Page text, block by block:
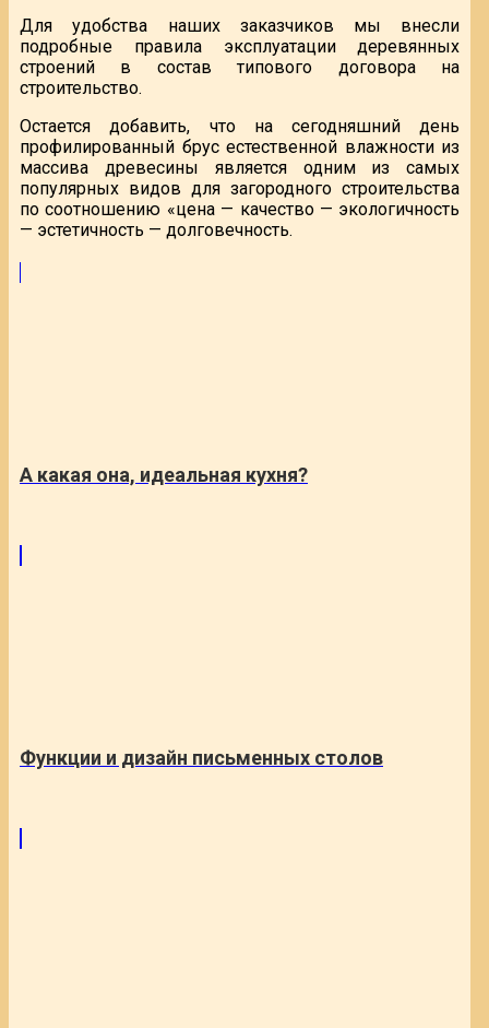
Для удобства наших заказчиков мы внесли
подробные правила эксплуатации деревянных
строений в состав типового договора на
строительство.
Остается добавить, что на сегодняшний день
профилированный брус естественной влажности из
массива древесины является одним из самых
популярных видов для загородного строительства
по соотношению «цена — качество — экологичность
— эстетичность — долговечность.
А какая она, идеальная кухня?
Функции и дизайн письменных столов